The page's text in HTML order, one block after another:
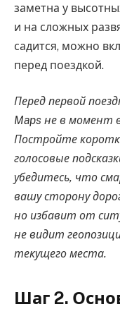
заметна у
и на сложных
садится, можно
перед поездкой.
Перед первой
Maps не в момент
Постройте
голосовые
убедитесь, что
вашу сторону
но избавит от
не видит
текущего места.
Шаг 2.